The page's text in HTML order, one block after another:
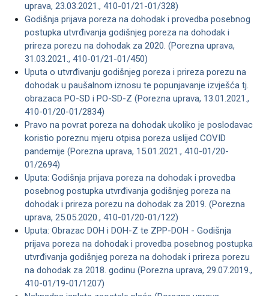
uprava, 23.03.2021., 410-01/21-01/328)
Godišnja prijava poreza na dohodak i provedba posebnog
postupka utvrđivanja godišnjeg poreza na dohodak i
prireza porezu na dohodak za 2020. (Porezna uprava,
31.03.2021., 410-01/21-01/450)
Uputa o utvrđivanju godišnjeg poreza i prireza porezu na
dohodak u paušalnom iznosu te popunjavanje izvješća tj.
obrazaca PO-SD i PO-SD-Z (Porezna uprava, 13.01.2021.,
410-01/20-01/2834)
Pravo na povrat poreza na dohodak ukoliko je poslodavac
koristio poreznu mjeru otpisa poreza uslijed COVID
pandemije (Porezna uprava, 15.01.2021., 410-01/20-
01/2694)
Uputa: Godišnja prijava poreza na dohodak i provedba
posebnog postupka utvrđivanja godišnjeg poreza na
dohodak i prireza porezu na dohodak za 2019. (Porezna
uprava, 25.05.2020., 410-01/20-01/122)
Uputa: Obrazac DOH i DOH-Z te ZPP-DOH - Godišnja
prijava poreza na dohodak i provedba posebnog postupka
utvrđivanja godišnjeg poreza na dohodak i prireza porezu
na dohodak za 2018. godinu (Porezna uprava, 29.07.2019.,
410-01/19-01/1207)